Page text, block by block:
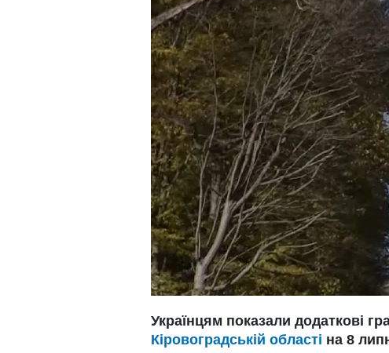
Українцям показали додаткові
Кіровоградській області на 8